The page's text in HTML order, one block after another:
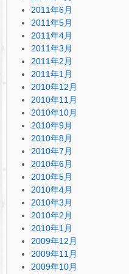
2011年6月
2011年5月
2011年4月
2011年3月
2011年2月
2011年1月
2010年12月
2010年11月
2010年10月
2010年9月
2010年8月
2010年7月
2010年6月
2010年5月
2010年4月
2010年3月
2010年2月
2010年1月
2009年12月
2009年11月
2009年10月